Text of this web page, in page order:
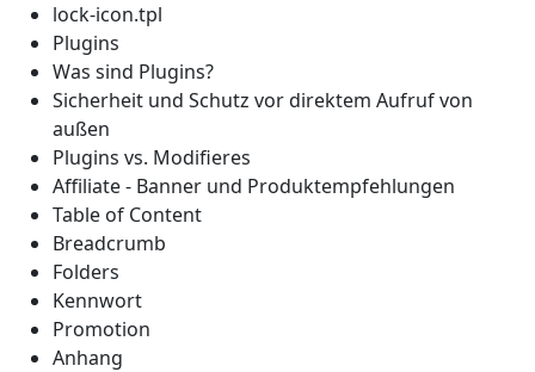
lock-icon.tpl
Plugins
Was sind Plugins?
Sicherheit und Schutz vor direktem Aufruf von
außen
Plugins vs. Modifieres
Affiliate - Banner und Produktempfehlungen
Table of Content
Breadcrumb
Folders
Kennwort
Promotion
Anhang